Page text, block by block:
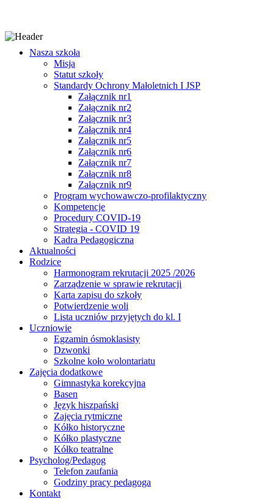
Nasza szkoła
Misja
Statut szkoły
Standardy Ochrony Małoletnich I JSP
Załącznik nr1
Załącznik nr2
Załącznik nr3
Załącznik nr4
Załącznik nr5
Załącznik nr6
Załącznik nr7
Załącznik nr8
Załącznik nr9
Program wychowawczo-profilaktyczny
Kompetencje
Procedury COVID-19
Strategia - COVID 19
Kadra Pedagogiczna
Aktualności
Rodzice
Harmonogram rekrutacji 2025 /2026
Zarządzenie w sprawie rekrutacji
Karta zapisu do szkoły
Potwierdzenie woli
Lista uczniów przyjętych do kl. I
Uczniowie
Egzamin ósmoklasisty
Dzwonki
Szkolne koło wolontariatu
Zajęcia dodatkowe
Gimnastyka korekcyjna
Basen
Język hiszpański
Zajęcia rytmiczne
Kółko historyczne
Kółko plastyczne
Kółko teatralne
Psycholog/Pedagog
Telefon zaufania
Godziny pracy pedagoga
Kontakt